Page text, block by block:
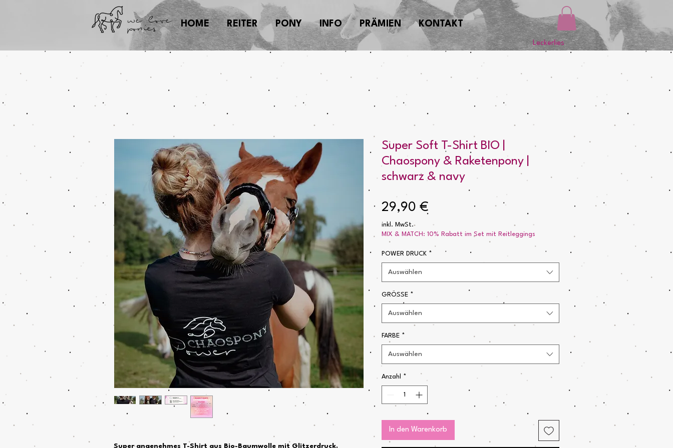
we love
ponies
Leckerlies
HOME REITER PONY INFO PRÄMIEN KONTAKT
Super angenehmes T-Shirt aus Bio-Baumwolle mit Glitzerdruck.
Super Soft T-Shirt BIO |
Chaospony & Raketenpony |
schwarz & navy
29,90 €
inkl. MwSt.
MIX & MATCH: 10% Rabatt im Set mit Reitleggings
POWER DRUCK *
Auswählen
GRÖSSE *
Auswählen
FARBE *
Auswählen
Anzahl *
In den Warenkorb